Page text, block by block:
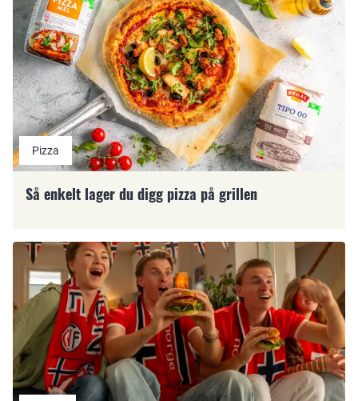
Pizza
Så enkelt lager du digg pizza på grillen